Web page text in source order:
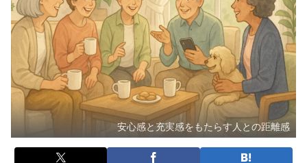
安心感と充実感をもたらす人との距離感